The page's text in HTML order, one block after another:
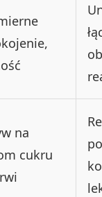
na
cukru